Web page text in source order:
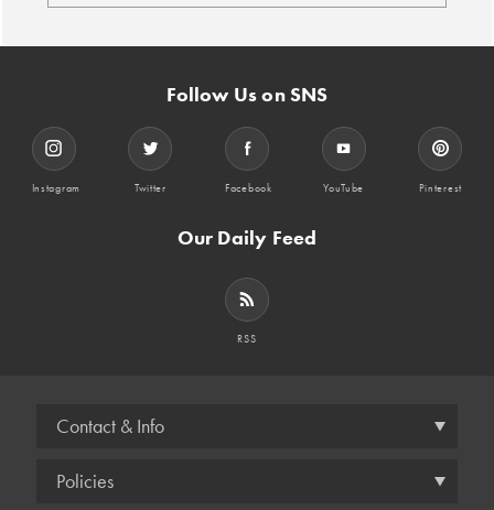
Follow Us on SNS
Instagram Twitter Facebook YouTube Pinterest
Our Daily Feed
RSS
Contact & Info
Policies